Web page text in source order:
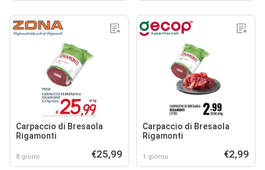
Carpaccio di Bresaola
Rigamonti
8 giorni €25,99
Carpaccio di Bresaola
Rigamonti
1 giorno €2,99